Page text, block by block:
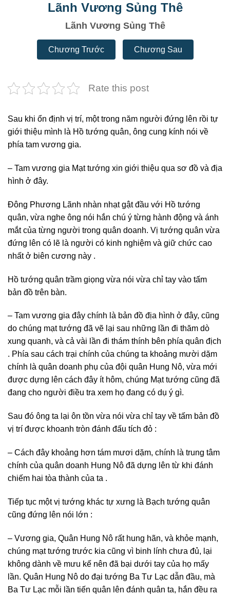
Lãnh Vương Sủng Thê
Lãnh Vương Sủng Thê
Chương Trước Chương Sau
Rate this post
Sau khi ổn định vị trí, một trong năm người đứng lên rồi tự
giới thiệu mình là Hồ tướng quân, ông cung kính nói về
phía tam vương gia.
– Tam vương gia Mạt tướng xin giới thiệu qua sơ đồ và địa
hình ở đây.
Đông Phương Lãnh nhàn nhạt gật đầu với Hồ tướng
quân, vừa nghe ông nói hắn chú ý từng hành động và ánh
mắt của từng người trong quân doanh. Vị tướng quân vừa
đứng lên có lẽ là người có kinh nghiệm và giữ chức cao
nhất ở biên cương này .
Hồ tướng quân trầm giọng vừa nói vừa chỉ tay vào tấm
bản đồ trên bàn.
– Tam vương gia đây chính là bản đồ địa hình ở đây, cũng
do chúng mạt tướng đã vẽ lại sau những lần đi thăm dò
xung quanh, và cả vài lần đi thám thính bên phía quân địch
. Phía sau cách trại chính của chúng ta khoảng mười dặm
chính là quân doanh phụ của đội quân Hung Nô, vừa mới
được dựng lên cách đây ít hôm, chúng Mạt tướng cũng đã
đang cho người điều tra xem họ đang có dụ ý gì.
Sau đó ông ta lại ôn tồn vừa nói vừa chỉ tay về tấm bản đồ
vị trí được khoanh tròn đánh đấu tích đỏ :
– Cách đây khoảng hơn tám mươi dặm, chính là trung tâm
chính của quân doanh Hung Nô đã dựng lên từ khi đánh
chiếm hai tòa thành của ta .
Tiếp tục một vị tướng khác tự xưng là Bạch tướng quân
cũng đứng lên nói lớn :
– Vương gia, Quân Hung Nô rất hung hãn, và khỏe mạnh,
chúng mạt tướng trước kia cũng vì binh lính chưa đủ, lại
không dành về mưu kế nên đã bại dưới tay của họ mấy
lần. Quân Hung Nô do đại tướng Ba Tư Lạc dẫn đầu, mà
Ba Tư Lạc mỗi lần tiến quân lên đánh quân ta, hắn đều ra